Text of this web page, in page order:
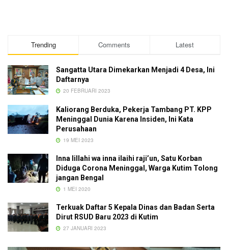
Trending Comments Latest
Sangatta Utara Dimekarkan Menjadi 4 Desa, Ini
Daftarnya
20 FEBRUARI 2023
Kaliorang Berduka, Pekerja Tambang PT. KPP
Meninggal Dunia Karena Insiden, Ini Kata
Perusahaan
19 MEI 2023
Inna lillahi wa inna ilaihi raji’un, Satu Korban
Diduga Corona Meninggal, Warga Kutim Tolong
jangan Bengal
1 MEI 2020
Terkuak Daftar 5 Kepala Dinas dan Badan Serta
Dirut RSUD Baru 2023 di Kutim
27 JANUARI 2023